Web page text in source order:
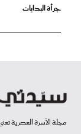
جرأة البدايات
مجلة الأسرة العصرية